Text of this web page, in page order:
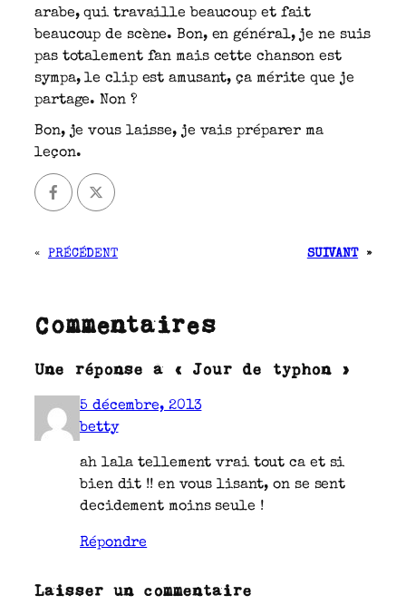
arabe, qui travaille beaucoup et fait
beaucoup de scène. Bon, en général, je ne suis
pas totalement fan mais cette chanson est
sympa, le clip est amusant, ça mérite que je
partage. Non ?
Bon, je vous laisse, je vais préparer ma
leçon.
« PRÉCÉDENT SUIVANT »
Commentaires
Une réponse à « Jour de typhon »
5 décembre, 2013
betty
ah lala tellement vrai tout ca et si
bien dit !! en vous lisant, on se sent
decidement moins seule !
Répondre
Laisser un commentaire